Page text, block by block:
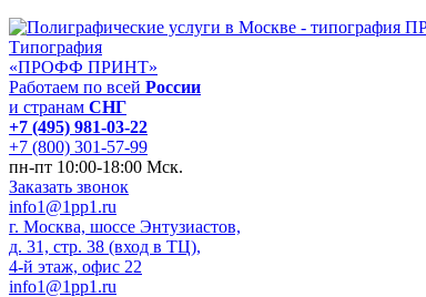
Типография
«ПРОФФ ПРИНТ»
Работаем по всей России
и странам СНГ
+7 (495) 981-03-22
+7 (800) 301-57-99
пн-пт 10:00-18:00 Мск.
Заказать звонок
info1@1pp1.ru
г. Москва, шоссе Энтузиастов,
д. 31, стр. 38 (вход в ТЦ),
4-й этаж, офис 22
info1@1pp1.ru